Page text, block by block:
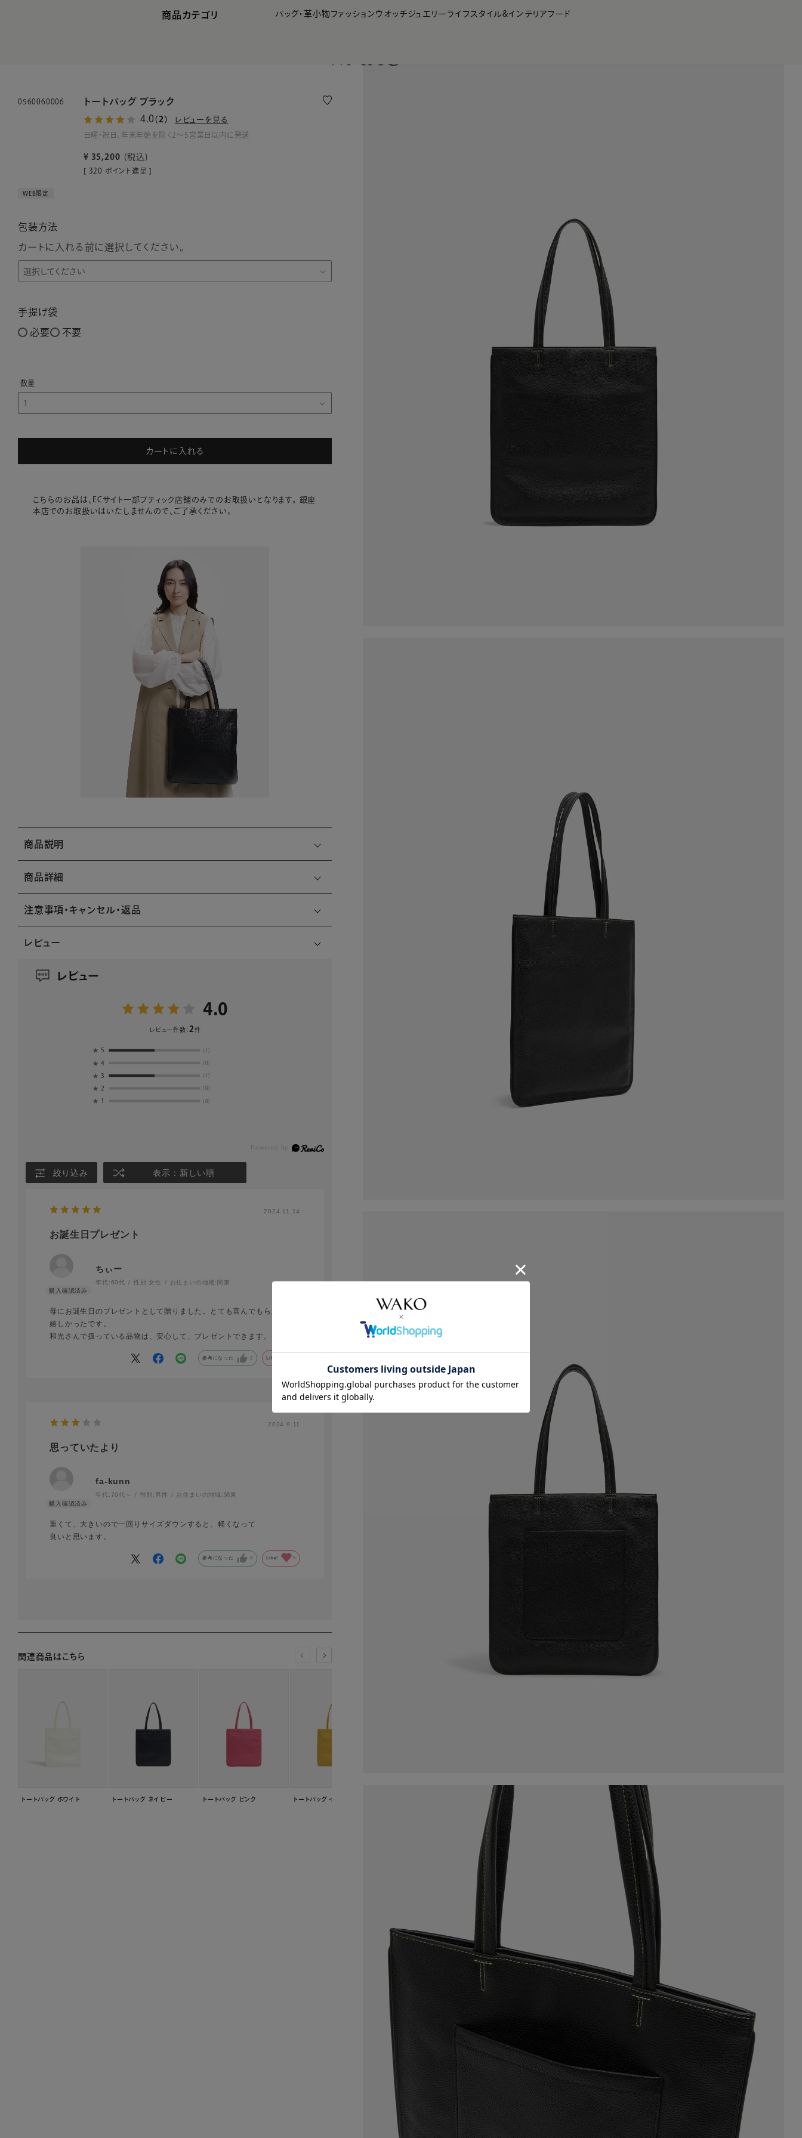
商品カテゴリ バッグ・革小物 ファッションウオッチジュエリー ライフスタイル&インテリアフード
0560060006
トートバッグ ブラック
4.0 （2） レビューを見る
日曜・祝日、年末年始を除く2～5営業日以内に発送
¥ 35,200 税込
[ 320 ポイント進呈 ]
WEB限定
包装方法
カートに入れる前に選択してください。
手提げ袋
必要 不要
カートに入れる
こちらのお品は、ECサイト一部ブティック店舗のみでのお取扱いとなります。 銀座
本店でのお取扱いはいたしませんので、ご了承ください。
商品説明
商品詳細
注意事項・キャンセル・返品
レビュー
レビュー
4.0
レビュー件数： 2件
★ 5 (1)
★ 4 (0)
★ 3 (1)
★ 2
★ 1 (0)
絞り込み 表示：新しい順
2024.11.14
お誕生日プレゼント
ちぃー
年代:60代 性別:女性 お住まいの地域: 関東
母にお誕生日のプレゼントとして贈りました。とても喜んでもらえて、
嬉しかったです。
和光さんで扱っている品物は、安心して、プレゼントできます。
参考になった 2 Like!
2024.9.11
思っていたより
fa-kunn
年代: 70代～ 性別: 男性 お住まいの地域: 関東
重くて、大きいので一回りサイズダウンすると、軽くなって
良いと思います。
参考になった 8 Like! 5
関連商品はこちら
トートバッグ ホワイト トートバッグ ネイビー トートバッグ ピンク トートバッグ イエロー